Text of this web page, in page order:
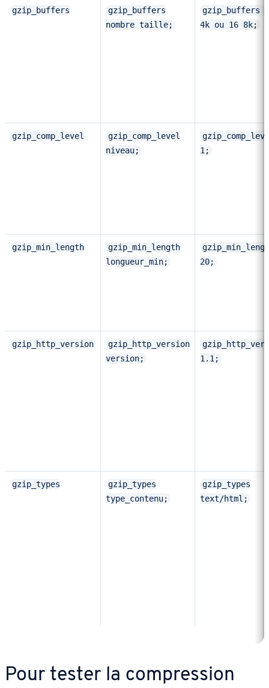
gzip_buffers
gzip_buffers
nombre taille;
gzip_buffers
4k ou 16 8k;
gzip_comp_level
gzip_comp_level
niveau;
1;
gzip_min_length
gzip_min_length
longueur_min;
20;
gzip_http_version
gzip_http_version
version;
1.1;
gzip_types
gzip_types
type_contenu;
gzip_types
text/html;
Pour tester la com­pres­sion